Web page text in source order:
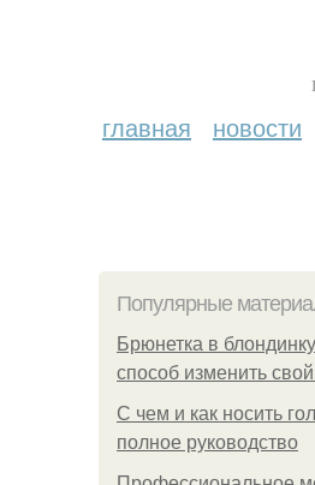
главная новости
Популярные
Брюнетка в
способ изменить
С чем и как носить
полное руководство